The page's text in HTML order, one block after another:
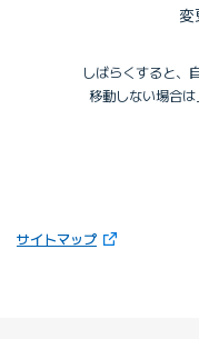
変
しばらくすると、
移動しない場合は
サイトマップ（新しいタブで